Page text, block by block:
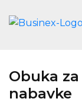
Obuka
nabavke